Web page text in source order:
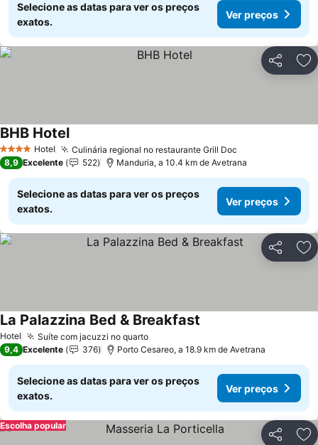
Selecione as datas para ver os preços
exatos.
Ver preços
Partilhar
4 EstrelasHotel Culinária regional no restaurante Grill Doc
BHB HotelVer preços
8,9 Excelente 522 Manduria, a 10.4 km de Avetrana
Selecione as datas para ver os preços
exatos.
Ver preços
Partilhar
Hotel Suíte com jacuzzi no quartoVer preços
La Palazzina Bed & Breakfast
9,4 Excelente 376 Porto Cesareo, a 18.9 km de Avetrana
Selecione as datas para ver os preços
exatos.
Ver preços
Partilhar
Escolha popular